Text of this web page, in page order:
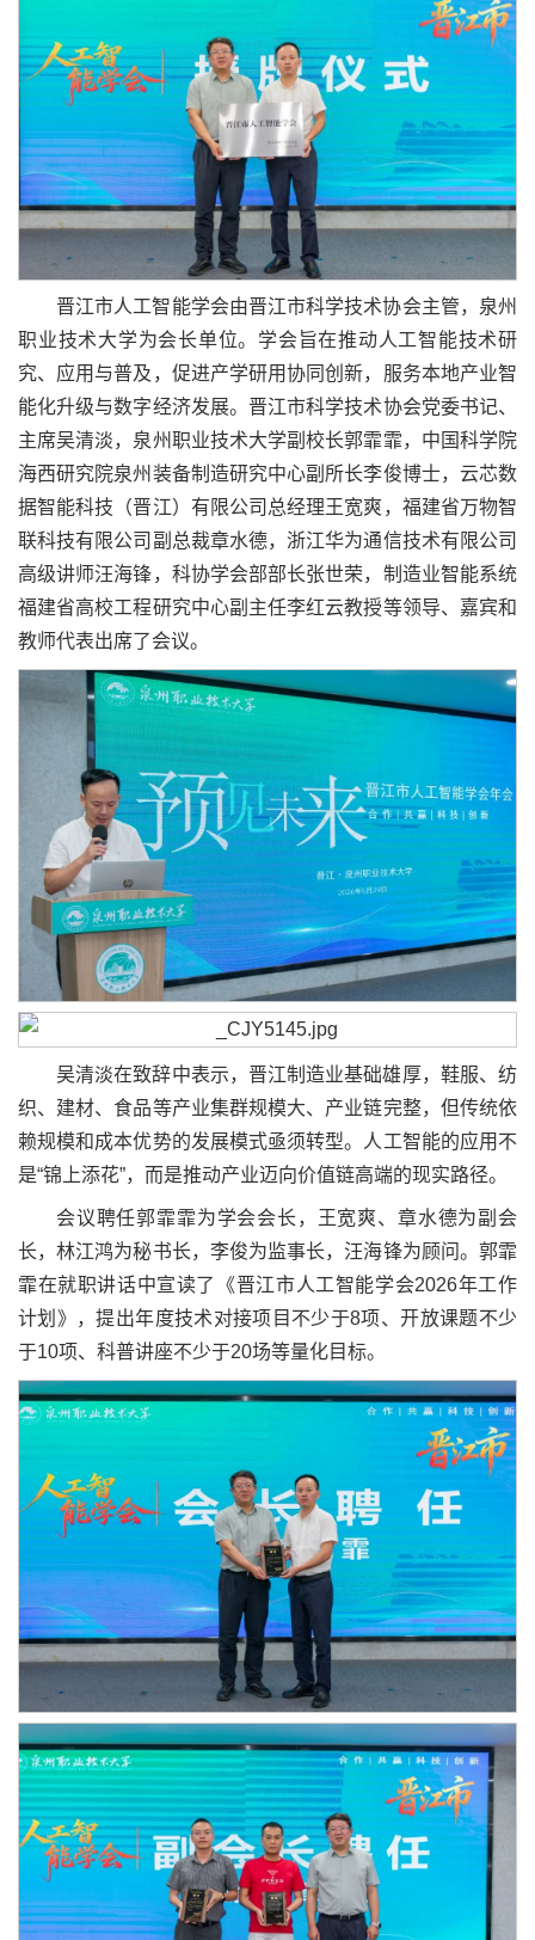
晋江市人工智能学会由晋江市科学技术协会主管，泉州
职业技术大学为会长单位。学会旨在推动人工智能技术研
究、应用与普及，促进产学研用协同创新，服务本地产业智
能化升级与数字经济发展。晋江市科学技术协会党委书记、
主席吴清淡，泉州职业技术大学副校长郭霏霏，中国科学院
海西研究院泉州装备制造研究中心副所长李俊博士，云芯数
据智能科技（晋江）有限公司总经理王宽爽，福建省万物智
联科技有限公司副总裁章水德，浙江华为通信技术有限公司
高级讲师汪海锋，科协学会部部长张世荣，制造业智能系统
福建省⾼校⼯程研究中⼼副主任李红云教授等领导、嘉宾和
教师代表出席了会议。
吴清淡在致辞中表示，晋江制造业基础雄厚，鞋服、纺
织、建材、食品等产业集群规模大、产业链完整，但传统依
赖规模和成本优势的发展模式亟须转型。人工智能的应用不
是“锦上添花”，而是推动产业迈向价值链高端的现实路径。
会议聘任郭霏霏为学会会长，王宽爽、章水德为副会
长，林江鸿为秘书长，李俊为监事长，汪海锋为顾问。郭霏
霏在就职讲话中宣读了《晋江市人工智能学会2026年工作
计划》，提出年度技术对接项目不少于8项、开放课题不少
于10项、科普讲座不少于20场等量化目标。